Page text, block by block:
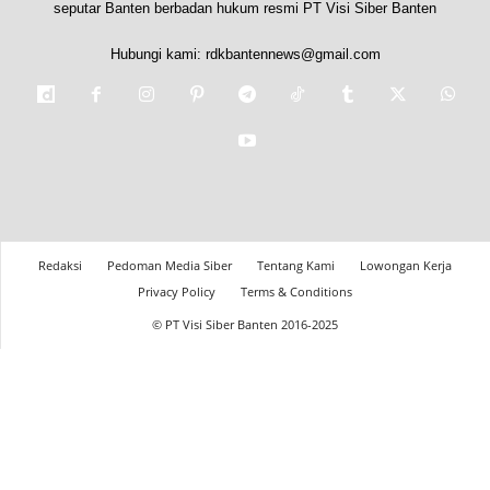
seputar Banten berbadan hukum resmi PT Visi Siber Banten
Hubungi kami: rdkbantennews@gmail.com
Redaksi Pedoman Media Siber Tentang Kami
Lowongan Kerja
Privacy Policy
Terms & Conditions
© PT Visi Siber Banten 2016-2025